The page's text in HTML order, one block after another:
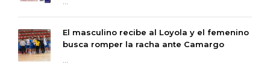
El masculino recibe al Loyola y el femenino
busca romper la racha ante Camargo